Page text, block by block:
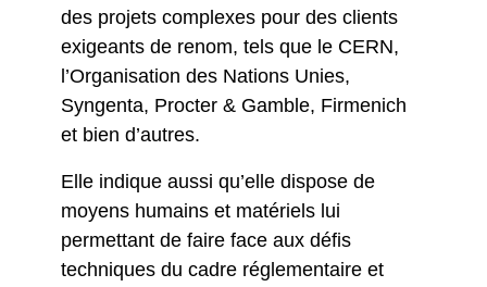
des projets complexes pour des clients
exigeants de renom, tels que le CERN,
l’Organisation des Nations Unies,
Syngenta, Procter & Gamble, Firmenich
et bien d’autres.
Elle indique aussi qu’elle dispose de
moyens humains et matériels lui
permettant de faire face aux défis
techniques du cadre réglementaire et